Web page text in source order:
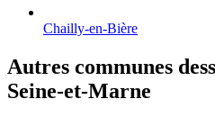
Chailly-en-Bière
Autres communes
Seine-et-Marne